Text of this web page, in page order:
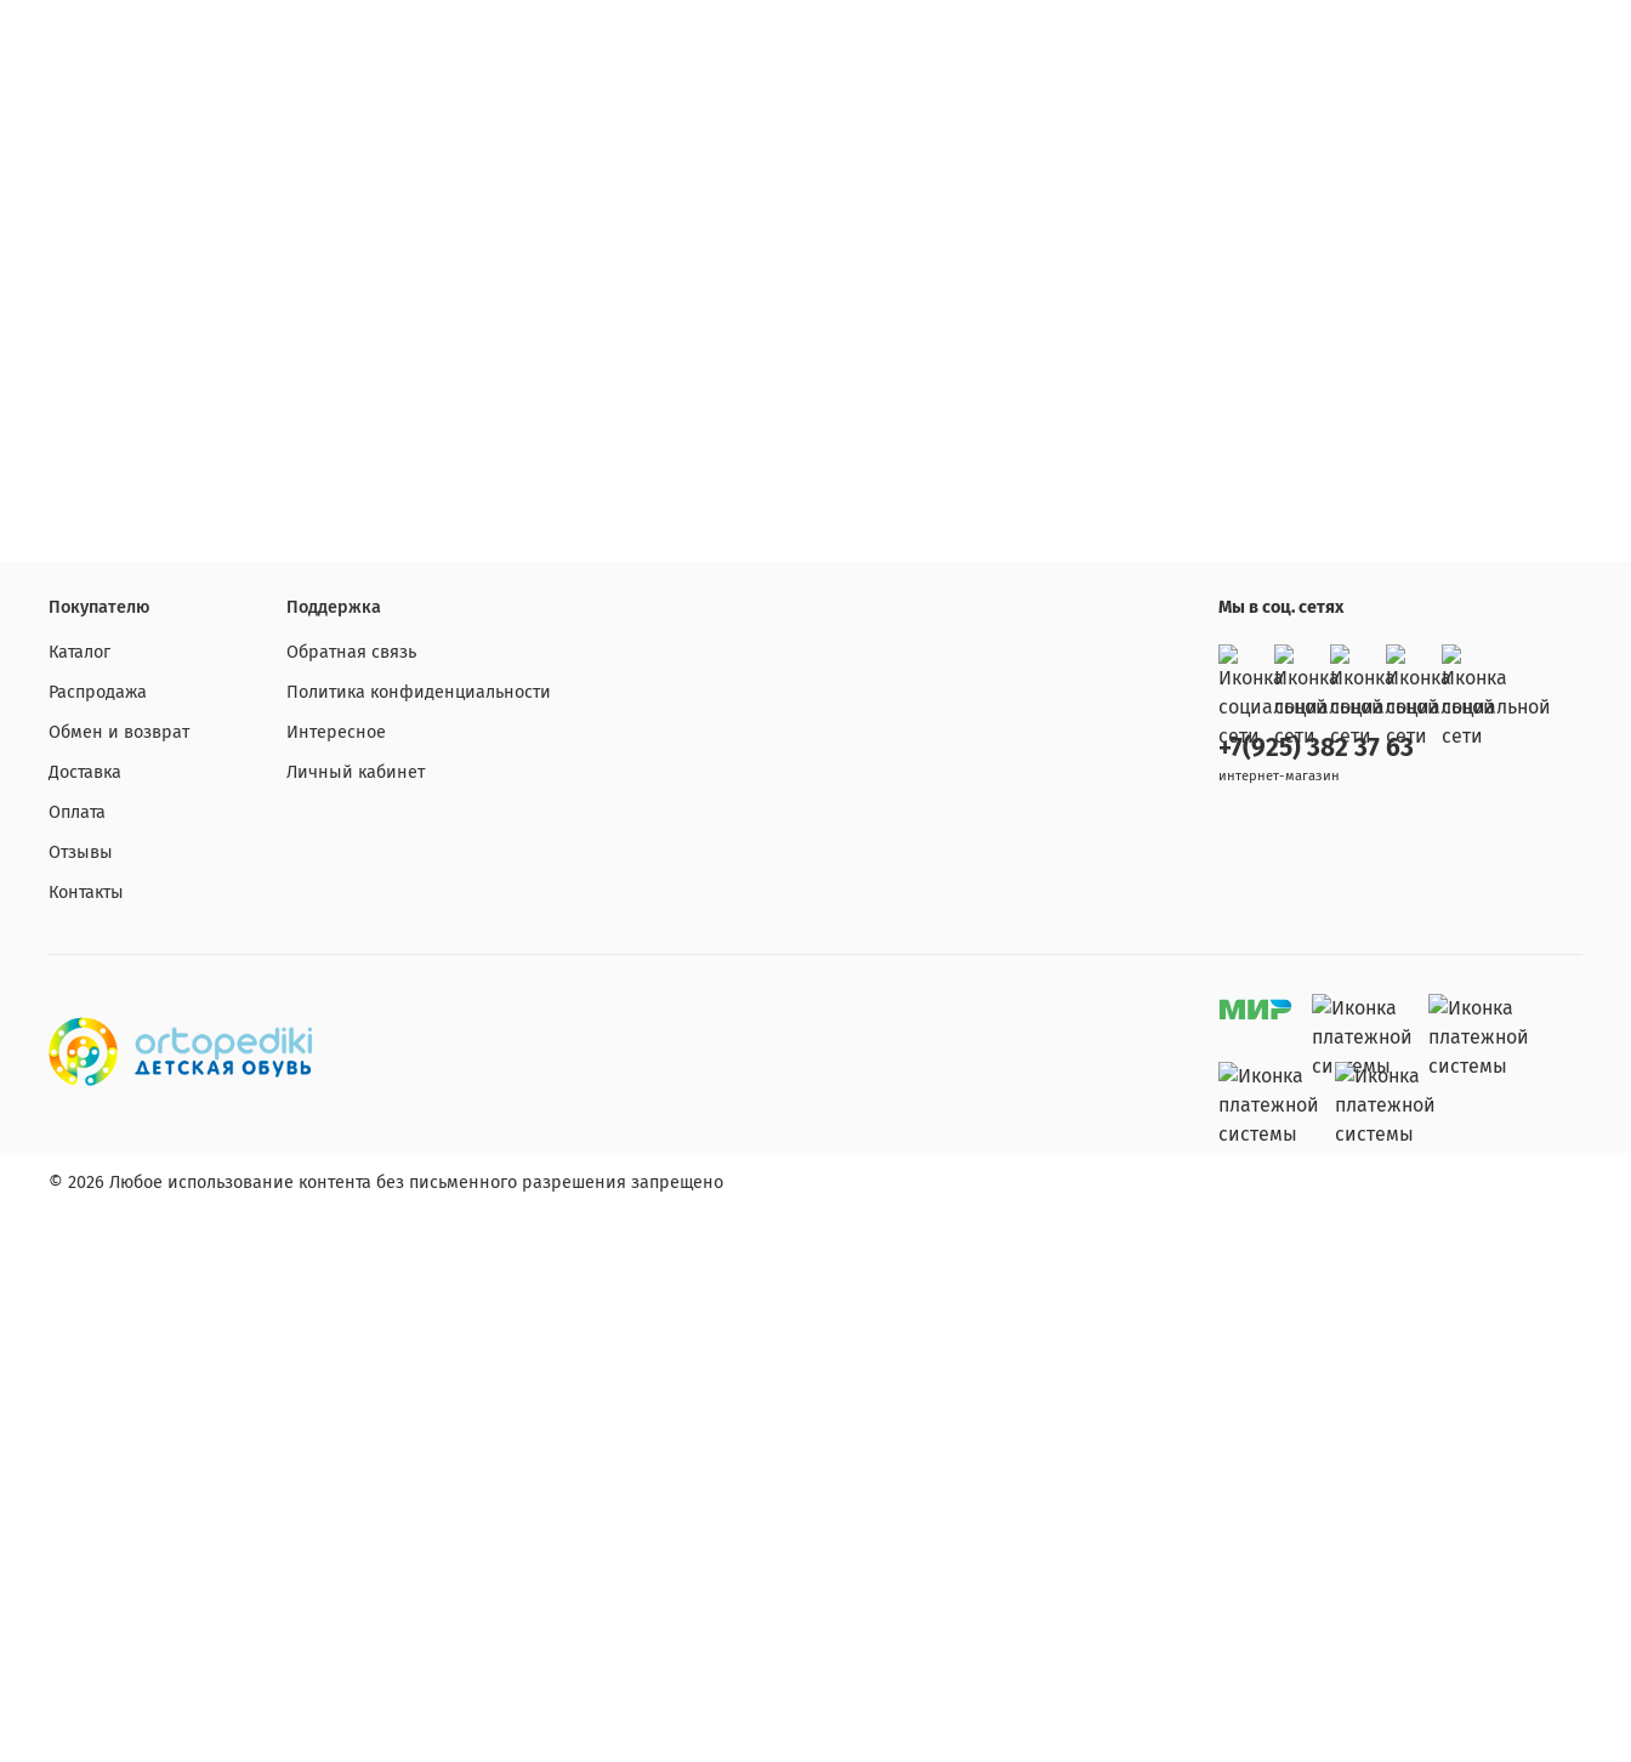
Покупателю
Каталог
Распродажа
Обмен и возврат
Доставка
Оплата
Отзывы
Контакты
Поддержка
Обратная связь
Политика конфиденциальности
Интересное
Личный кабинет
Мы в соц. сетях
+7(925) 382 37 63
интернет-магазин
© 2026 Любое использование контента без письменного разрешения запрещено